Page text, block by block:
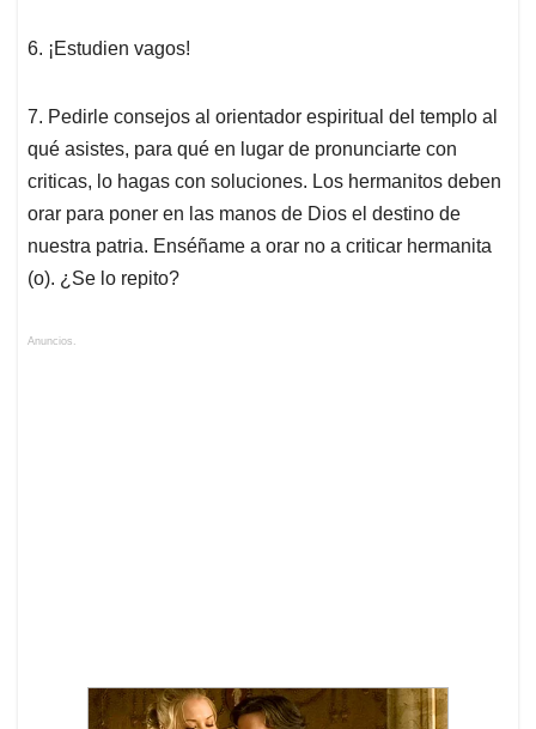
6. ¡Estudien vagos!
7. Pedirle consejos al orientador espiritual del templo al
qué asistes, para qué en lugar de pronunciarte con
criticas, lo hagas con soluciones. Los hermanitos deben
orar para poner en las manos de Dios el destino de
nuestra patria. Enséñame a orar no a criticar hermanita
(o). ¿Se lo repito?
Anuncios.